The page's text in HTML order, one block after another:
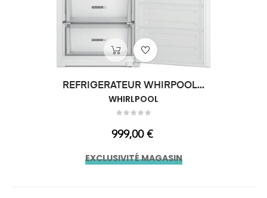
REFRIGERATEUR WHIRPOOL...
WHIRLPOOL
Prix
999,00 €
EXCLUSIVITÉ MAGASIN